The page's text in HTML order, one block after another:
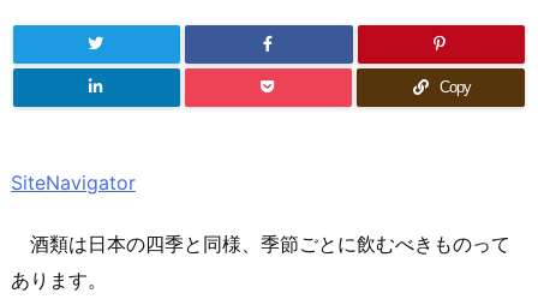
Copy
SiteNavigator
酒類は日本の四季と同様、季節ごとに飲むべきものって
あります。